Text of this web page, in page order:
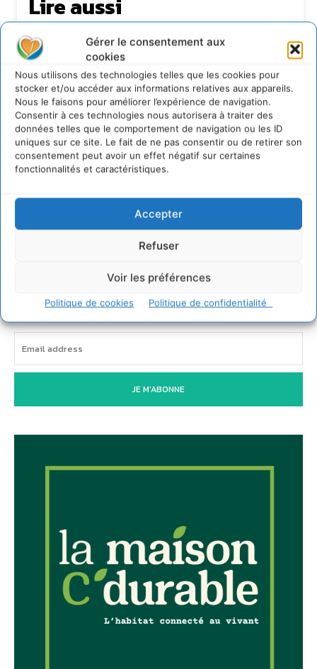
Gérer le consentement aux
cookies
Nous utilisons des technologies telles que les cookies pour
stocker et/ou accéder aux informations relatives aux appareils.
Nous le faisons pour améliorer l’expérience de navigation.
Consentir à ces technologies nous autorisera à traiter des
données telles que le comportement de navigation ou les ID
uniques sur ce site. Le fait de ne pas consentir ou de retirer son
consentement peut avoir un effet négatif sur certaines
fonctionnalités et caractéristiques.
Accepter
Refuser
Voir les préférences
Politique de cookies Politique de confidentialité
Lire aussi
Soutenir un pastoralisme durable en faveur de
socio-écosystèmes résilients
6 août 2026
S’inspirer de l’arbre pour un modèle
économique régénératif du vivant …
5 août 2026
IPBES : le « GIEC de la biodiversité » appelle les
entreprises à devenir des alliées du vivant
4 août 2026
hydrique et déréglé tout le territoire (2020-
Newsletter
JE M'ABONNE